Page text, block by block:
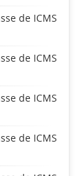
de ICMS
de ICMS
de ICMS
de ICMS